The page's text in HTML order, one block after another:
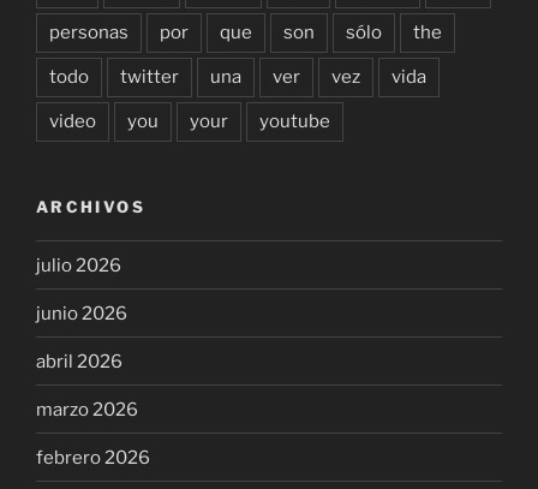
personas por que son sólo the
todo twitter una ver vez vida
video you your youtube
ARCHIVOS
julio 2026
junio 2026
abril 2026
marzo 2026
febrero 2026